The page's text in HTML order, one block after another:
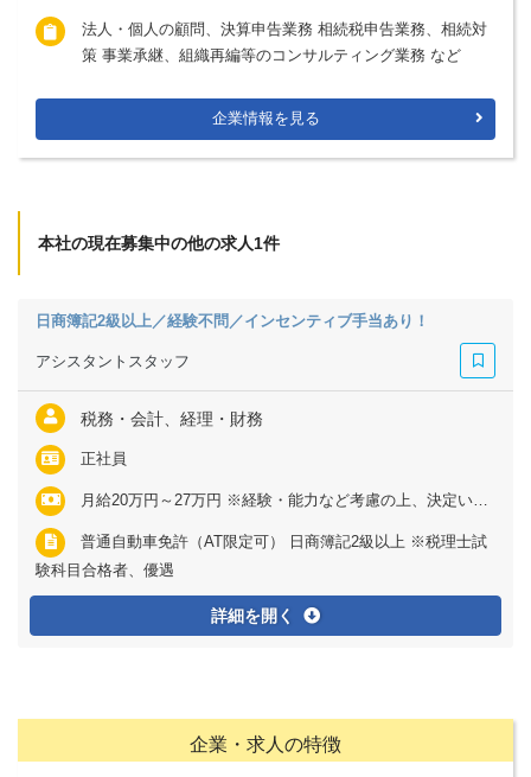
法人・個人の顧問、決算申告業務 相続税申告業務、相続対
策 事業承継、組織再編等のコンサルティング業務 など
企業情報を見る
本社の現在募集中の他の求人1件
日商簿記2級以上／経験不問／インセンティブ手当あり！
アシスタントスタッフ
税務・会計、経理・財務
正社員
月給20万円～27万円 ※経験・能力など考慮の上、決定いたします ※残業代は全額支給
普通自動車免許（AT限定可） 日商簿記2級以上 ※税理士試
験科目合格者、優遇
詳細を開く
企業・求人の特徴